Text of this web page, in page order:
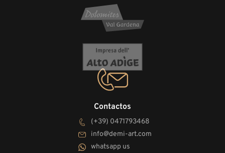
Contactos
(+39) 0471793468
info@demi-art.com
whatsapp us